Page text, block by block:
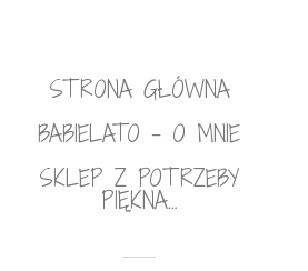
STRONA GŁÓWNA
BABIELATO – O MNIE
SKLEP Z POTRZEBY
PIĘKNA…